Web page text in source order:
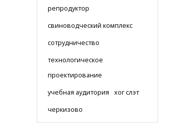
репродуктор
свиноводческий комплекс
сотрудничество
технологическое
проектирование
учебная аудитория
хог слэт
черкизово